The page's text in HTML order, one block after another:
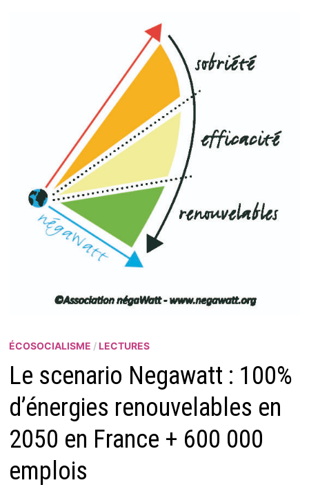
ÉCOSOCIALISME / LECTURES
Le scenario Negawatt : 100%
d’énergies renouvelables en
2050 en France + 600 000
emplois